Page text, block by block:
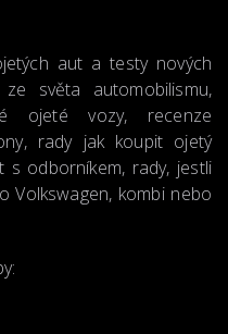
aut a testy nových
světa automobilismu,
ojeté vozy, recenze
rady jak koupit ojetý
s odborníkem, rady, jestli
Volkswagen, kombi nebo